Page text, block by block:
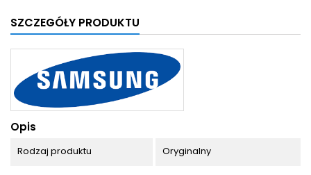
SZCZEGÓŁY PRODUKTU
Opis
Rodzaj produktu Oryginalny